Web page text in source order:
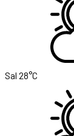
Sal 28°C